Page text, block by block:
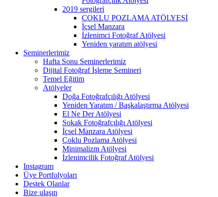
2019 sergileri
ÇOKLU POZLAMA ATÖLYESİ
İçsel Manzara
İzlenimci Fotoğraf Atölyesi
Yeniden yaratım atölyesi
Seminerlerimiz
Hafta Sonu Seminerlerimiz
Dijital Fotoğraf İşleme Semineri
Temel Eğitim
Atölyeler
Doğa Fotoğrafçılığı Atölyesi
Yeniden Yaratım / Başkalaştırma Atölyesi
El Ne Der Atölyesi
Sokak Fotoğrafçılığı Atölyesi
İçsel Manzara Atölyesi
Çoklu Pozlama Atölyesi
Minimalizm Atölyesi
İzlenimcilik Fotoğraf Atölyesi
Instagram
Üye Portfolyoları
Destek Olanlar
Bize ulaşın